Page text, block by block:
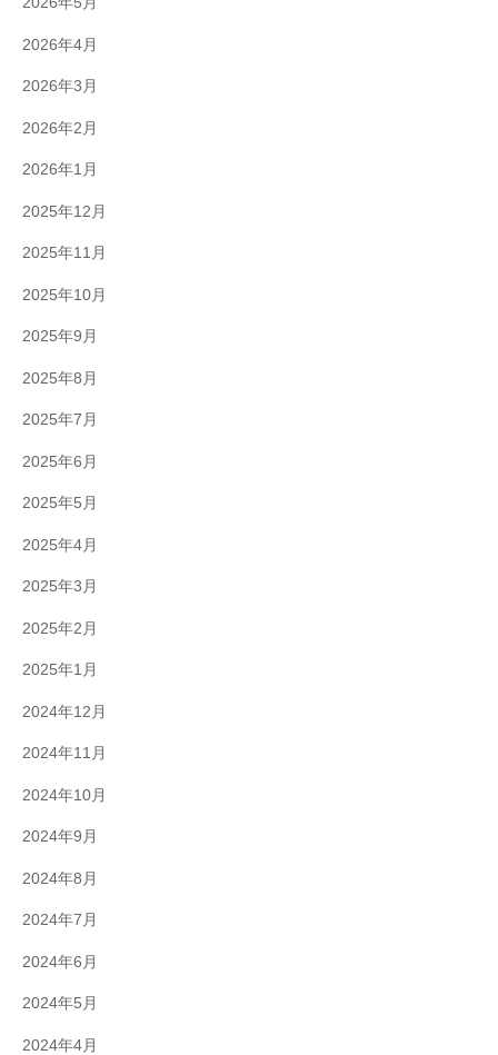
2026年4月
2026年3月
2026年2月
2026年1月
2025年12月
2025年11月
2025年10月
2025年9月
2025年8月
2025年7月
2025年6月
2025年5月
2025年4月
2025年3月
2025年2月
2025年1月
2024年12月
2024年11月
2024年10月
2024年9月
2024年8月
2024年7月
2024年6月
2024年5月
2024年4月